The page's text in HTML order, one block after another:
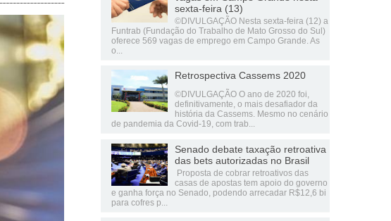
sexta-feira (13)
©DIVULGAÇÃO Nesta sexta-feira (12) a
Funtrab (Fundação do Trabalho de Mato Grosso do Sul)
oferece 569 vagas de emprego em Campo Grande. As
o...
Retrospectiva Cassems 2020
©DIVULGAÇÃO O ano de 2020 foi,
definitivamente, o mais desafiador da
história da Cassems. Mesmo no cenário
de pandemia da Covid-19, com trab...
Senado debate taxação retroativa
das bets autorizadas no Brasil
Proposta de cobrar retroativos das
casas de apostas tem apoio do governo
e ganha força no Senado, podendo arrecadar R$12,6 bi
para cofres p...